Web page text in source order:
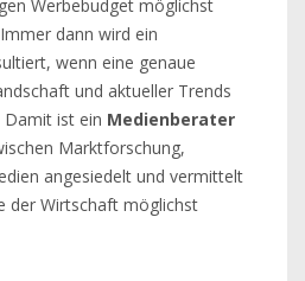
Werbebudget möglichst
dann wird ein
wenn eine genaue
und aktueller Trends
Damit ist ein Medienberater
Marktforschung,
angesiedelt und vermittelt
der Wirtschaft möglichst